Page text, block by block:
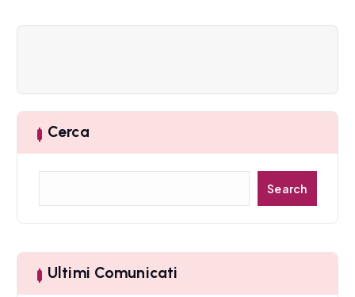
o
e
r
c
Cerca
a
Search
Ultimi Comunicati